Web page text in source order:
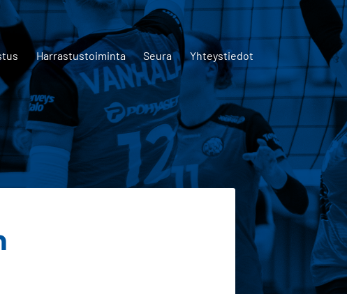
Harrastustoiminta Seura
Yhteystiedot